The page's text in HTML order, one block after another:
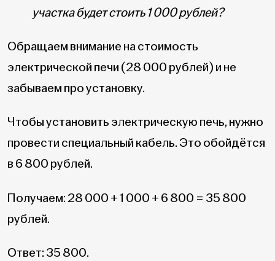
участка будет стоить 1 000 рублей?
Обращаем внимание на стоимость
электрической печи (28 000 рублей) и не
забываем про установку.
Чтобы установить электрическую печь, нужно
провести специальный кабель. Это обойдётся
в 6 800 рублей.
Получаем: 28 000 + 1 000 + 6 800 = 35 800
рублей.
Ответ: 35 800.